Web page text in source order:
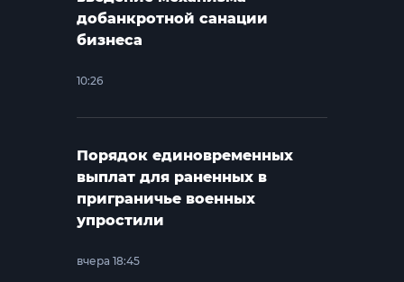
добанкротной санации
бизнеса
10:26
Порядок единовременных
выплат для раненных в
приграничье военных
упростили
вчера 18:45